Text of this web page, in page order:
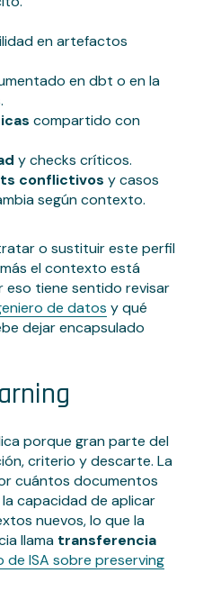
en artefactos
en dbt o en la
compartido con
y checks críticos.
conflictivos y casos
según contexto.
o sustituir este perfil
el contexto está
eso tiene sentido revisar
de datos y qué
dejar encapsulado
porque gran parte del
criterio y descarte. La
cuántos documentos
capacidad de aplicar
nuevos, lo que la
llama transferencia
de ISA sobre preserving